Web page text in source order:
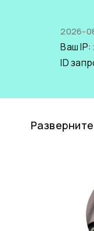
2026-
Ваш IP:
ID